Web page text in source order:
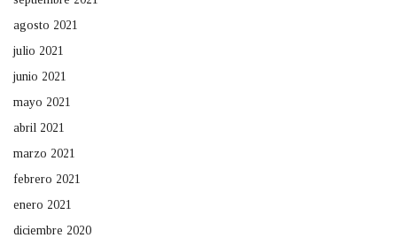
agosto 2021
julio 2021
junio 2021
mayo 2021
abril 2021
marzo 2021
febrero 2021
enero 2021
diciembre 2020